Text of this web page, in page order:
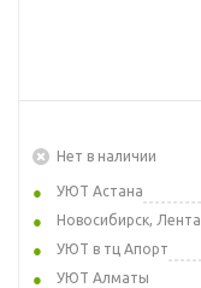
Нет в наличии
УЮТ Астана
Новосибирск, Лента
УЮТ в тц Апорт
УЮТ Алматы